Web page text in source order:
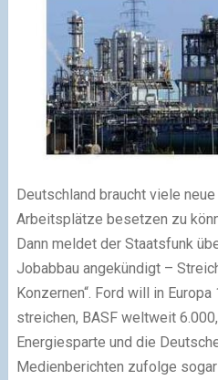
Deutschland braucht viele
Arbeitsplätze besetzen zu
Dann meldet der Staatsfunk
Jobabbau angekündigt –
Konzernen“. Ford will in
streichen, BASF weltweit
Energiesparte und die
Medienberichten zufolge